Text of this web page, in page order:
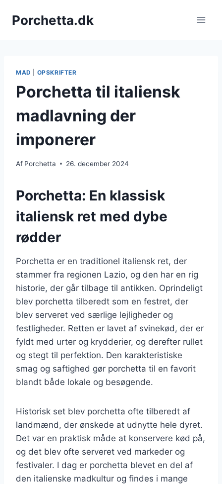
Porchetta.dk
MAD OPSKRIFTER
Porchetta til italiensk
madlavning der
imponerer
Af Porchetta 26. december 2024
Porchetta: En klassisk
italiensk ret med dybe
rødder
Porchetta er en traditionel italiensk ret, der
stammer fra regionen Lazio, og den har en rig
historie, der går tilbage til antikken. Oprindeligt
blev porchetta tilberedt som en festret, der
blev serveret ved særlige lejligheder og
festligheder. Retten er lavet af svinekød, der er
fyldt med urter og krydderier, og derefter rullet
og stegt til perfektion. Den karakteristiske
smag og saftighed gør porchetta til en favorit
blandt både lokale og besøgende.
Historisk set blev porchetta ofte tilberedt af
landmænd, der ønskede at udnytte hele dyret.
Det var en praktisk måde at konservere kød på,
og det blev ofte serveret ved markeder og
festivaler. I dag er porchetta blevet en del af
den italienske madkultur og findes i mange